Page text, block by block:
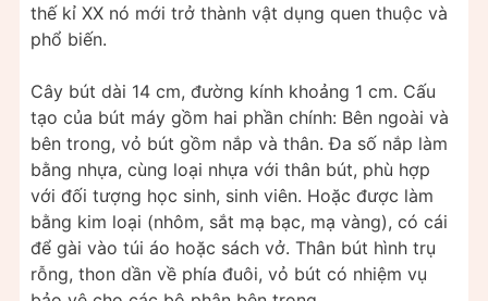
thế kỉ XX nó mới trở thành vật dụng quen thuộc và
phổ biến.
Cây bút dài 14 cm, đường kính khoảng 1 cm. Cấu
tạo của bút máy gồm hai phần chính: Bên ngoài và
bên trong, vỏ bút gồm nắp và thân. Đa số nắp làm
bằng nhựa, cùng loại nhựa với thân bút, phù hợp
với đối tượng học sinh, sinh viên. Hoặc được làm
bằng kim loại (nhôm, sắt mạ bạc, mạ vàng), có cái
để gài vào túi áo hoặc sách vở. Thân bút hình trụ
rỗng, thon dần về phía đuôi, vỏ bút có nhiệm vụ